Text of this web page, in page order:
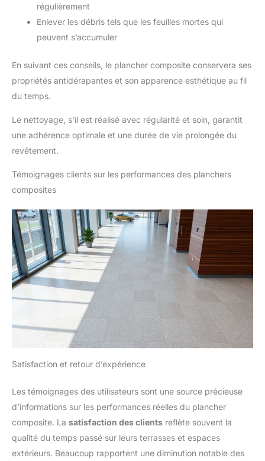
régulièrement
Enlever les débris tels que les feuilles mortes qui
peuvent s’accumuler
En suivant ces conseils, le plancher composite conservera ses
propriétés antidérapantes et son apparence esthétique au fil
du temps.
Le nettoyage, s’il est réalisé avec régularité et soin, garantit
une adhérence optimale et une durée de vie prolongée du
revêtement.
Témoignages clients sur les performances des planchers
composites
Satisfaction et retour d’expérience
Les témoignages des utilisateurs sont une source précieuse
d’informations sur les performances réelles du plancher
composite. La satisfaction des clients reflète souvent la
qualité du temps passé sur leurs terrasses et espaces
extérieurs. Beaucoup rapportent une diminution notable des